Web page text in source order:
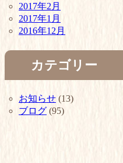
2017年2月
2017年1月
2016年12月
カテゴリー
お知らせ (13)
ブログ (95)